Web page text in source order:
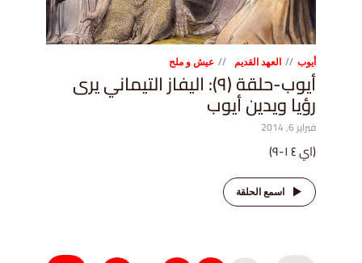
أيوب العهد القديم عيش و ملح
أيوب-حلقة (٩): اليفاز التيماني يرى
رؤيا ويدين أيوب
فبراير 6, 2014
(اي ٤ ١-٩)
اسمع الحلقة